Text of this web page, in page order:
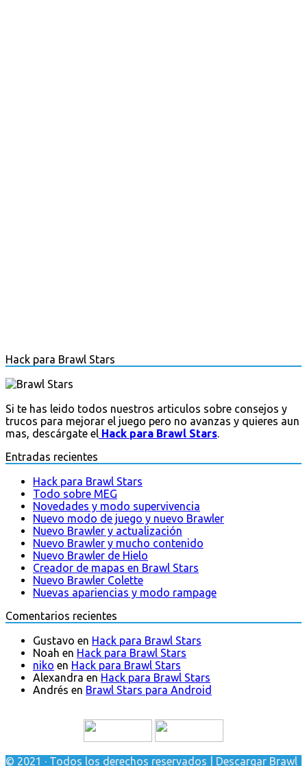
Hack para Brawl Stars
Si te has leido todos nuestros articulos sobre consejos y
trucos para mejorar el juego pero no avanzas y quieres aun
mas, descárgate el Hack para Brawl Stars.
Entradas recientes
Hack para Brawl Stars
Todo sobre MEG
Novedades y modo supervivencia
Nuevo modo de juego y nuevo Brawler
Nuevo Brawler y actualización
Nuevo Brawler y mucho contenido
Nuevo Brawler de Hielo
Creador de mapas en Brawl Stars
Nuevo Brawler Colette
Nuevas apariencias y modo rampage
Comentarios recientes
Gustavo en Hack para Brawl Stars
Noah en Hack para Brawl Stars
niko en Hack para Brawl Stars
Alexandra en Hack para Brawl Stars
Andrés en Brawl Stars para Android
© 2021 · Todos los derechos reservados | Descargar Brawl